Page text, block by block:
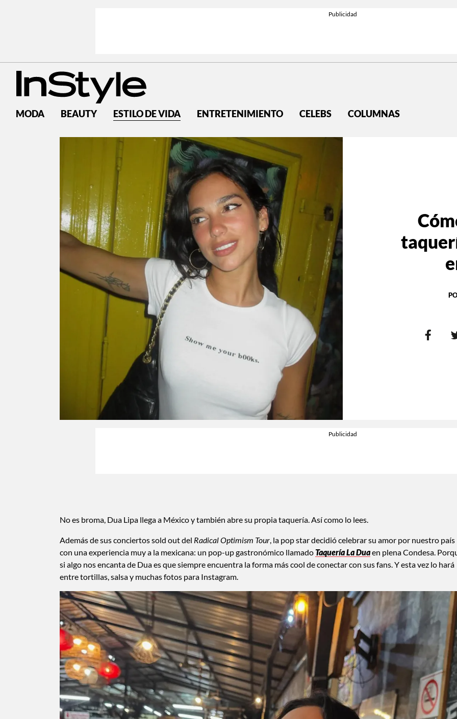
MODA BEAUTY ESTILO DE VIDA ENTRETENIMIENTO CELEBS COLUMNAS
No es broma, Dua Lipa llega a México y también abre su propia taquería. Así como lo lees.
Además de sus conciertos sold out del Radical Optimism Tour , la pop star decidió celebrar su amor por nuestro país
con una experiencia muy a la mexicana: un pop-up gastronómico llamadoTaquería La Duaen plena Condesa.
si algo nos encanta de Dua es que siempre encuentra la forma más cool de conectar con sus fans. Y esta vez lo hará
entre tortillas, salsa y muchas fotos para Instagram.